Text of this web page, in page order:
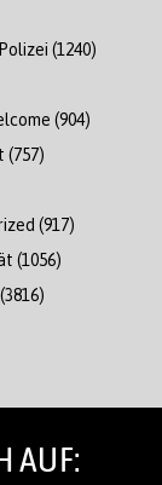
Polizei (1240)
(904)
(757)
(917)
(1056)
(3816)
AUF: